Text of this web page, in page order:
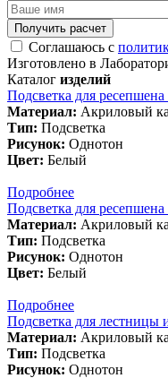
Получить расчет
Соглашаюсь с
Изготовлено в
Каталог изделий
Подсветка для
Материал: Акриловый
Тип: Подсветка
Рисунок: Однотон
Цвет: Белый
Подробнее
Подсветка для
Материал: Акриловый
Тип: Подсветка
Рисунок: Однотон
Цвет: Белый
Подробнее
Подсветка для лестницы
Материал: Акриловый
Тип: Подсветка
Рисунок: Однотон